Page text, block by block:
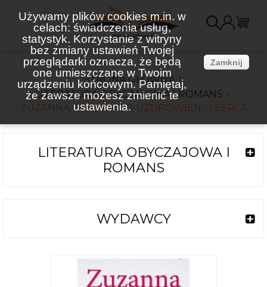
Używamy plików cookies m.in. w
celach: świadczenia usług,
statystyk. Korzystanie z witryny
bez zmiany ustawień Twojej
przeglądarki oznacza, że będą
one umieszczane w Twoim
urządzeniu końcowym. Pamiętaj,
że zawsze możesz zmienić te
ustawienia.
Zamknij
STRONA GŁÓWNA
LITERATURA OBYCZAJOWA I ROMANS
ZUZANNA. POWIEŚĆ O UZDROWIENIU SERCA
LITERATURA OBYCZAJOWA I
ROMANS
WYDAWCY